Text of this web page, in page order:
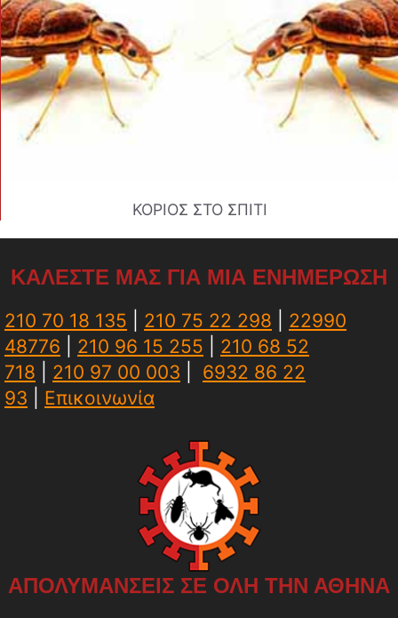
ΚΟΡΙΟΣ ΣΤΟ ΣΠΙΤΙ
ΚΑΛΕΣΤΕ ΜΑΣ ΓΙΑ ΜΙΑ ΕΝΗΜΕΡΩΣΗ
210 70 18 135 210 75 22 298
22990
48776
210 96 15 255
210 68 52
718
210 97 00 003
6932 86 22
93
Επικοινωνία
ΑΠΟΛΥΜΑΝΣΕΙΣ ΣΕ ΟΛΗ ΤΗΝ ΑΘΗΝΑ